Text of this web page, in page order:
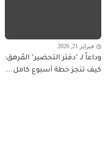
فبراير 21, 2026
وداعاً لـ "دفتر التحضير" المُرهق:
كيف تنجز خطة أسبوع كامل...